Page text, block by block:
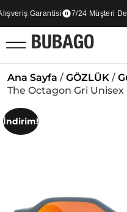
Garantisi 7/24 Müşteri
Ana Sayfa / GÖZLÜK /
The Octagon Gri Unisex
İndirim!